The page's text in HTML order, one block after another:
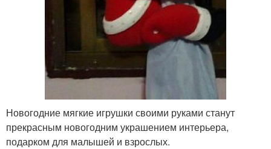
Новогодние мягкие игрушки своими руками станут
прекрасным новогодним украшением интерьера,
подарком для малышей и взрослых.